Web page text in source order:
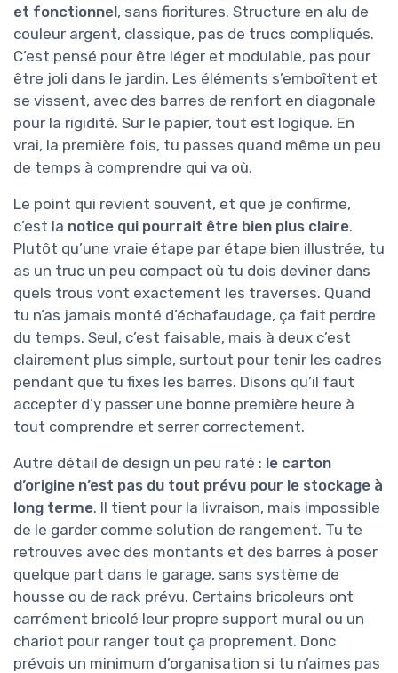
et fonctionnel, sans fioritures. Structure en alu de
couleur argent, classique, pas de trucs compliqués.
C’est pensé pour être léger et modulable, pas pour
être joli dans le jardin. Les éléments s’emboîtent et
se vissent, avec des barres de renfort en diagonale
pour la rigidité. Sur le papier, tout est logique. En
vrai, la première fois, tu passes quand même un peu
de temps à comprendre qui va où.
Le point qui revient souvent, et que je confirme,
c’est la notice qui pourrait être bien plus claire.
Plutôt qu’une vraie étape par étape bien illustrée, tu
as un truc un peu compact où tu dois deviner dans
quels trous vont exactement les traverses. Quand
tu n’as jamais monté d’échafaudage, ça fait perdre
du temps. Seul, c’est faisable, mais à deux c’est
clairement plus simple, surtout pour tenir les cadres
pendant que tu fixes les barres. Disons qu’il faut
accepter d’y passer une bonne première heure à
tout comprendre et serrer correctement.
Autre détail de design un peu raté : le carton
d’origine n’est pas du tout prévu pour le stockage à
long terme. Il tient pour la livraison, mais impossible
de le garder comme solution de rangement. Tu te
retrouves avec des montants et des barres à poser
quelque part dans le garage, sans système de
housse ou de rack prévu. Certains bricoleurs ont
carrément bricolé leur propre support mural ou un
chariot pour ranger tout ça proprement. Donc
prévois un minimum d’organisation si tu n’aimes pas